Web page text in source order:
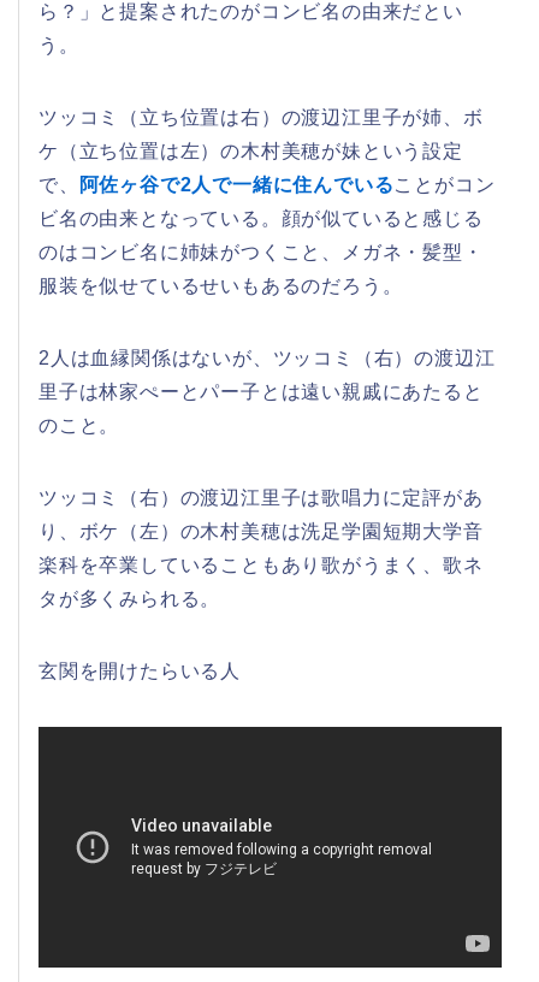
ら？」と提案されたのがコンビ名の由来だとい
う。
ツッコミ（立ち位置は右）の渡辺江里子が姉、ボ
ケ（立ち位置は左）の木村美穂が妹という設定
で、
阿佐ヶ谷で2人で一緒に住んでいることがコン
ビ名の由来となっている。顔が似ていると感じる
のはコンビ名に姉妹がつくこと、メガネ・髪型・
服装を似せているせいもあるのだろう。
2人は血縁関係はないが、ツッコミ（右）の渡辺江
里子は林家ぺーとパー子とは遠い親戚にあたると
のこと。
ツッコミ（右）の渡辺江里子は歌唱力に定評があ
り、ボケ（左）の木村美穂は洗足学園短期大学音
楽科を卒業していることもあり歌がうまく、歌ネ
タが多くみられる。
玄関を開けたらいる人